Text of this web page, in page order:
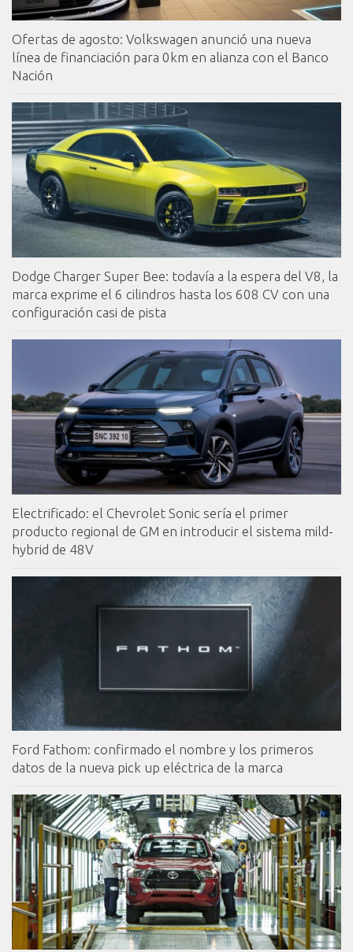
Ofertas de agosto: Volkswagen anunció una nueva
línea de financiación para 0km en alianza con el Banco
Nación
Dodge Charger Super Bee: todavía a la espera del V8, la
marca exprime el 6 cilindros hasta los 608 CV con una
configuración casi de pista
Electrificado: el Chevrolet Sonic sería el primer
producto regional de GM en introducir el sistema mild-
hybrid de 48V
Ford Fathom: confirmado el nombre y los primeros
datos de la nueva pick up eléctrica de la marca